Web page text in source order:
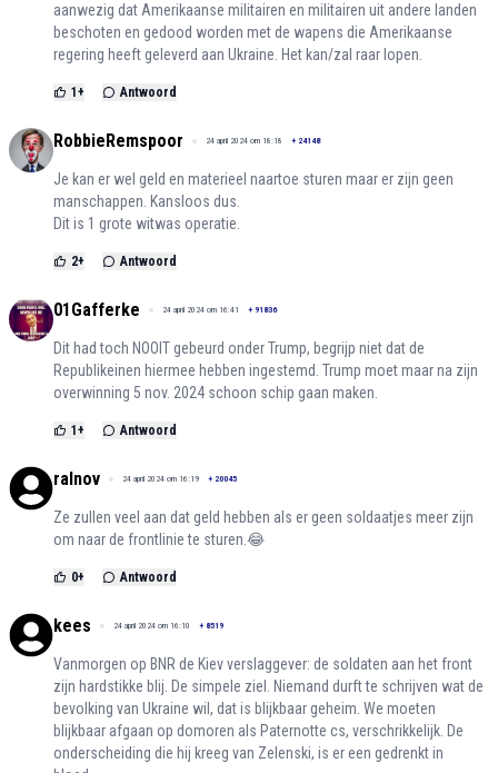
aanwezig dat Amerikaanse militairen en militairen uit andere landen
beschoten en gedood worden met de wapens die Amerikaanse
regering heeft geleverd aan Ukraine. Het kan/zal raar lopen.
1 + Antwoord
RobbieRemspoor 24 april 2024 om 18:18 + 24148
Je kan er wel geld en materieel naartoe sturen maar er zijn geen
manschappen. Kansloos dus.
Dit is 1 grote witwas operatie.
2+ Antwoord
01Gafferke 24 april 2024 om 16:41 + 91836
Dit had toch NOOIT gebeurd onder Trump, begrijp niet dat de
Republikeinen hiermee hebben ingestemd. Trump moet maar na zijn
overwinning 5 nov. 2024 schoon schip gaan maken.
1 + Antwoord
ralnov 24 april 2024 om 16:19 + 20045
Ze zullen veel aan dat geld hebben als er geen soldaatjes meer zijn
om naar de frontlinie te sturen.😂
0+ Antwoord
kees 24 april 2024 om 16:10 + 8519
Vanmorgen op BNR de Kiev verslaggever: de soldaten aan het front
zijn hardstikke blij. De simpele ziel. Niemand durft te schrijven wat de
bevolking van Ukraine wil, dat is blijkbaar geheim. We moeten
blijkbaar afgaan op domoren als Paternotte cs, verschrikkelijk. De
onderscheiding die hij kreeg van Zelenski, is er een gedrenkt in